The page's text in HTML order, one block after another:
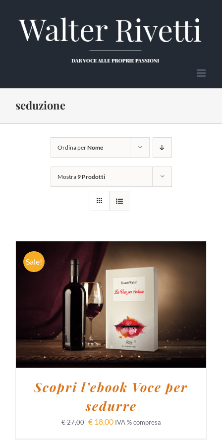
contenuto
seduzione
Ordina perNome
Mostra9 Prodotti
Sale!
AGGIUNGI AL CARRELLO DETTAGLI
Scopri l’ebook Voce per
sedurre
€27,00 €18,00 IVA % compresa